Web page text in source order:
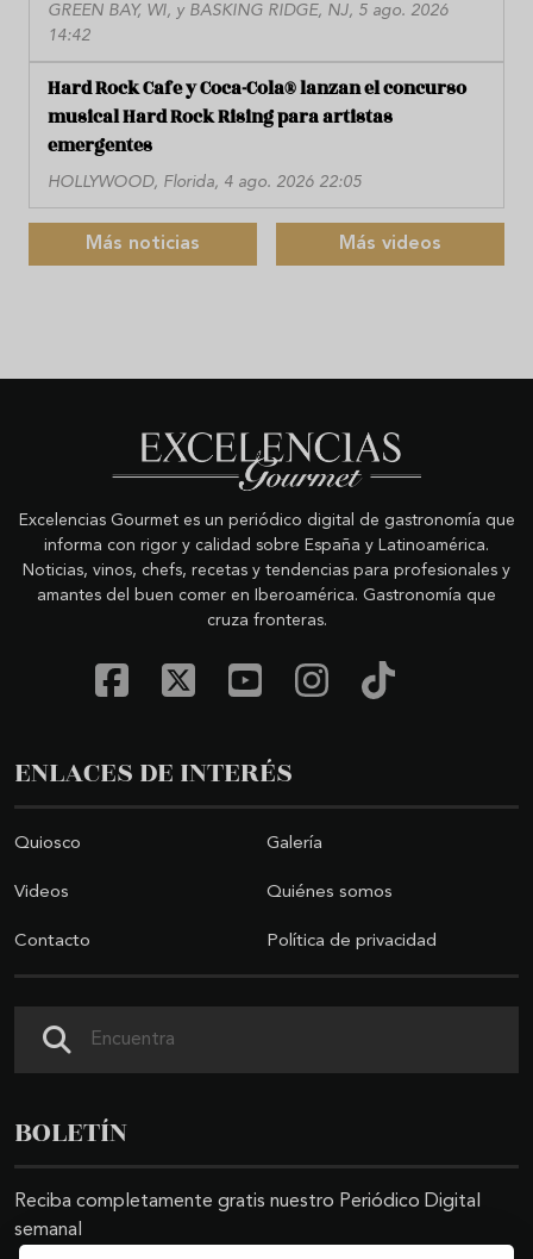
GREEN BAY, WI, y BASKING RIDGE, NJ, 5 ago. 2026
14:42
Hard Rock Cafe y Coca-Cola® lanzan el concurso
musical Hard Rock Rising para artistas
emergentes
HOLLYWOOD, Florida, 4 ago. 2026 22:05
Más noticias Más videos
Excelencias Gourmet es un periódico digital de gastronomía que
informa con rigor y calidad sobre España y Latinoamérica.
Noticias, vinos, chefs, recetas y tendencias para profesionales y
amantes del buen comer en Iberoamérica. Gastronomía que
cruza fronteras.
ENLACES DE INTERÉS
Quiosco Galería
Videos Quiénes somos
Contacto Política de privacidad
BOLETÍN
Reciba completamente gratis nuestro Periódico Digital
semanal